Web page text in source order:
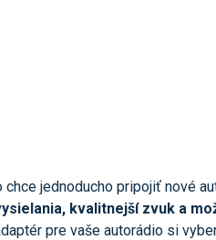
jednoducho pripojiť nové
kvalitnejší zvuk a
pre vaše autorádio si